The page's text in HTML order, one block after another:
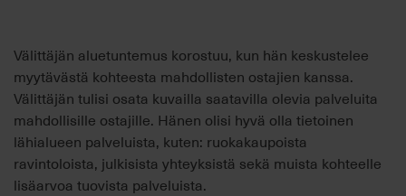
Välittäjän aluetuntemus korostuu, kun hän keskustelee
myytävästä kohteesta mahdollisten ostajien kanssa.
Välittäjän tulisi osata kuvailla saatavilla olevia palveluita
mahdollisille ostajille. Hänen olisi hyvä olla tietoinen
lähialueen palveluista, kuten: ruokakaupoista
ravintoloista, julkisista yhteyksistä sekä muista kohteelle
lisäarvoa tuovista palveluista.